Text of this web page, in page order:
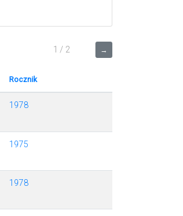
→
1 / 2
Rocznik
1978
1975
1978